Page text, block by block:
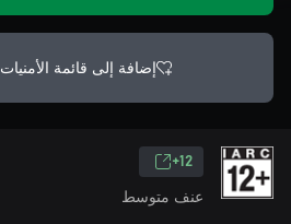
إضافة إلى قائمة الأمنيات
12+
عنف متوسط